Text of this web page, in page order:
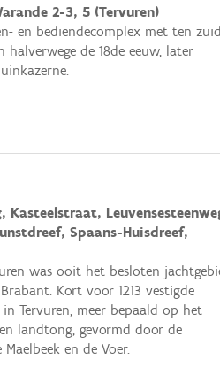
2-3, 5 (Tervuren)
en bediendecomplex met ten
halverwege de 18de eeuw, later
Kasteelstraat,
Spaans-Huisdreef,
was ooit het besloten
Kort voor 1213 vestigde
Tervuren, meer bepaald op het
landtong, gevormd door de
en de Voer.